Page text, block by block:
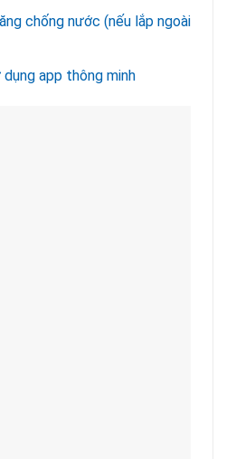
chống nước (nếu lắp ngoài
app thông minh